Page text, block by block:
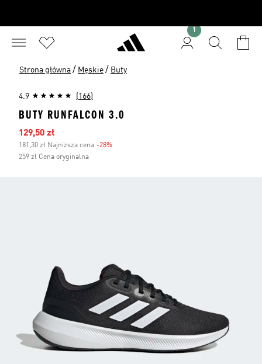
1
Strona główna / Męskie / Buty
4.9 (166)
BUTY RUNFALCON 3.0
Ceny na wyprzedaży
129,50 zł
181,30 zł Najniższa cena -28%
259 zł Cena oryginalna